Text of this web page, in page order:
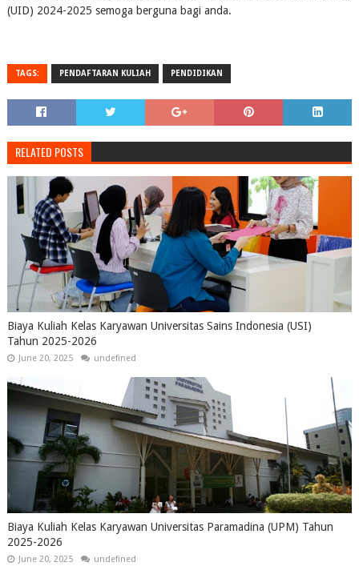
(UID) 2024-2025 semoga berguna bagi anda.
TAGS: PENDAFTARAN KULIAH PENDIDIKAN
RELATED POSTS
Biaya Kuliah Kelas Karyawan Universitas Sains Indonesia (USI)
Tahun 2025-2026
June 20, 2025 undefined
Biaya Kuliah Kelas Karyawan Universitas Paramadina (UPM) Tahun
2025-2026
June 20, 2025 undefined